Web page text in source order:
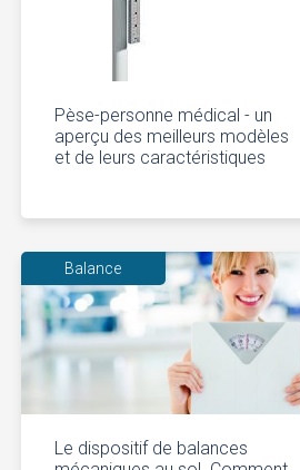
Pèse-personne médical - un
aperçu des meilleurs modèles
et de leurs caractéristiques
Balance
Le dispositif de balances